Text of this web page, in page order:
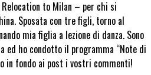
to Milan – per chi si
Sposata con tre figli, torno al
mia figlia a lezione di danza. Sono
ed ho condotto il programma “Note di
in fondo ai post i vostri commenti!